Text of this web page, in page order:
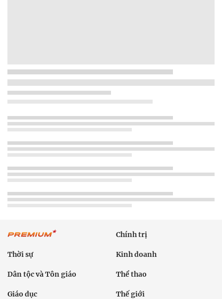
Chính trị
Thời sự Kinh doanh
Dân tộc và Tôn giáo Thể thao
Giáo dục Thế giới